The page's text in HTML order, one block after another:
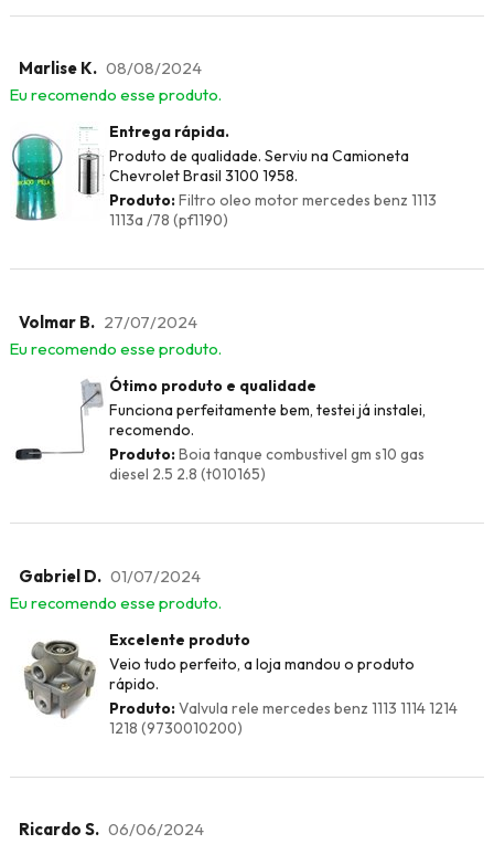
Marlise K. 08/08/2024
Eu recomendo esse produto.
Entrega rápida.
Produto de qualidade. Serviu na Camioneta
Chevrolet Brasil 3100 1958.
Produto:Filtro oleo motor mercedes benz 1113
1113a /78 (pf1190)
Volmar B. 27/07/2024
Eu recomendo esse produto.
Ótimo produto e qualidade
Funciona perfeitamente bem, testei já instalei,
recomendo.
Produto:Boia tanque combustivel gm s10 gas
diesel 2.5 2.8 (t010165)
Gabriel D. 01/07/2024
Eu recomendo esse produto.
Excelente produto
Veio tudo perfeito, a loja mandou o produto
rápido.
Produto:Valvula rele mercedes benz 1113 1114 1214
1218 (9730010200)
Ricardo S. 06/06/2024